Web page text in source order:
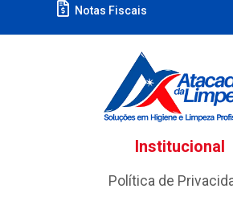
Notas Fiscais
Institucional
Política de